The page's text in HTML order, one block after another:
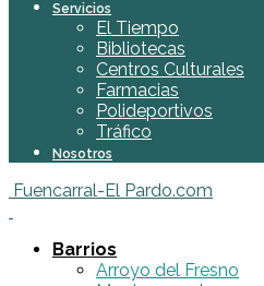
Servicios
El Tiempo
Bibliotecas
Centros Culturales
Farmacias
Polideportivos
Tráfico
Nosotros
Fuencarral-El Pardo.com
Barrios
Arroyo del Fresno